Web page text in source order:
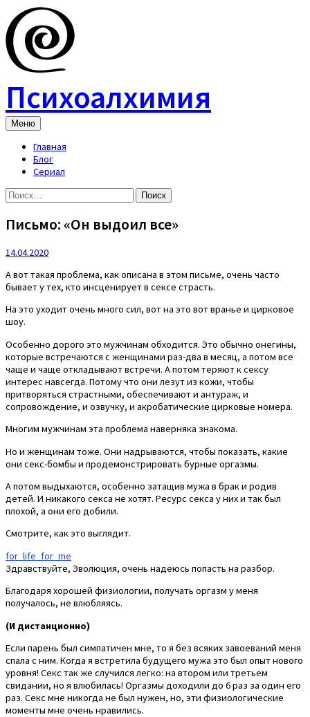
Skip
to
content
Психоалхимия
Меню
Главная
Блог
Сериал
Найти:
Письмо: «Он выдоил все»
14.04.2020
А вот такая проблема, как описана в этом письме, очень часто
бывает у тех, кто инсценирует в сексе страсть.
На это уходит очень много сил, вот на это вот вранье и цирковое
шоу.
Особенно дорого это мужчинам обходится. Это обычно онегины,
которые встречаются с женщинами раз-два в месяц, а потом все
чаще и чаще откладывают встречи. А потом теряют к сексу
интерес навсегда. Потому что они лезут из кожи, чтобы
притворяться страстными, обеспечивают и антураж, и
сопровождение, и озвучку, и акробатические цирковые номера.
Многим мужчинам эта проблема наверняка знакома.
Но и женщинам тоже. Они надрываются, чтобы показать, какие
они секс-бомбы и продемонстрировать бурные оргазмы.
А потом выдыхаются, особенно затащив мужа в брак и родив
детей. И никакого секса не хотят. Ресурс секса у них и так был
плохой, а они его добили.
Смотрите, как это выглядит.
for_life_for_me
Здравствуйте, Эволюция, очень надеюсь попасть на разбор.
Благодаря хорошей физиологии, получать оргазм у меня
получалось, не влюбляясь.
(И дистанционно)
Если парень был симпатичен мне, то я без всяких завоеваний меня
спала с ним. Когда я встретила будущего мужа это был опыт нового
уровня! Секс так же случился легко: на втором или третьем
свидании, но я влюбилась! Оргазмы доходили до 6 раз за один его
раз. Секс мне никогда не был нужен, но, эти физиологические
моменты мне очень нравились.